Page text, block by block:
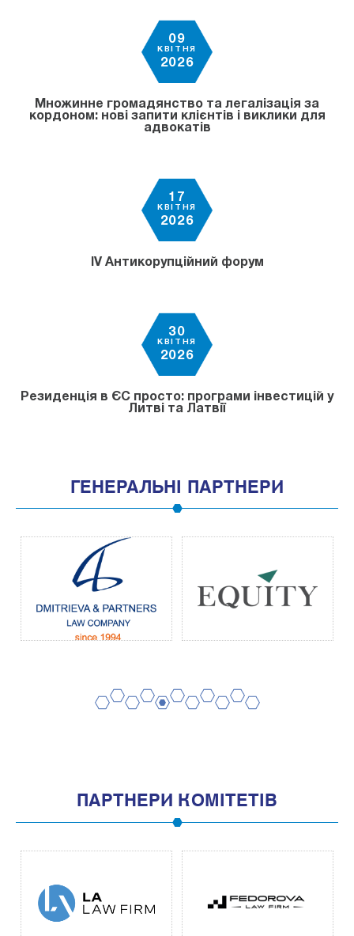
09
КВІТНЯ
2026
Множинне громадянство та легалізація за
кордоном: нові запити клієнтів і виклики для
адвокатів
17
КВІТНЯ
2026
IV Антикорупційний форум
30
КВІТНЯ
2026
Резиденція в ЄС просто: програми інвестицій у
Литві та Латвії
ГЕНЕРАЛЬНІ ПАРТНЕРИ
ПАРТНЕРИ КОМІТЕТІВ